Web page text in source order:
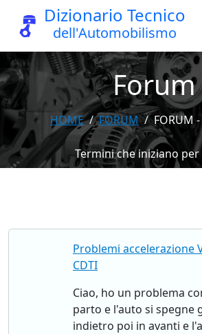
Dizionario Tecnico
dell'Automobilismo
Forum
HOME FORUM FORUM
Termini che iniziano per
Problemi accelerazione
CDTI
Ciao, ho un problema
parto e l'auto si spegne
indietro poi in avanti e